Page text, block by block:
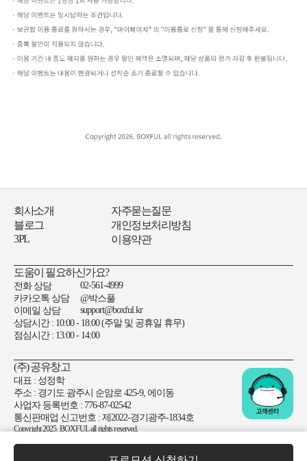
회사소개
자주묻는질문
블로그
개인정보처리방침
3PL
이용약관
도움이 필요하신가요?
전화 상담
02-561-4999
카카오톡 상담
@박스풀
이메일 상담
support@boxful.kr
상담시간 : 10:00 - 18:00 (주말 및 공휴일 휴무)
점심시간 : 13:00 - 14:00
(주) 공유창고
대표 : 성정학
주소 : 경기도 광주시 순암로 425-9, 에이동
사업자 등록번호 : 776-87-02542
통신판매업 신고번호 : 제2022-경기광주-1834호
Copyright 2025. BOXFUL all rights reserved.